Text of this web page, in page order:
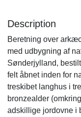
Description
Beretning over
med udbygning af
Sønderjylland,
felt åbnet inden for
treskibet langhus i
bronzealder
adskillige jordovne i